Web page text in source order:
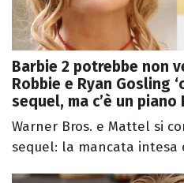
Barbie 2 potrebbe non
Robbie e Ryan Gosling
sequel, ma c’è un piano
Warner Bros. e Mattel si
sequel: la mancata intesa